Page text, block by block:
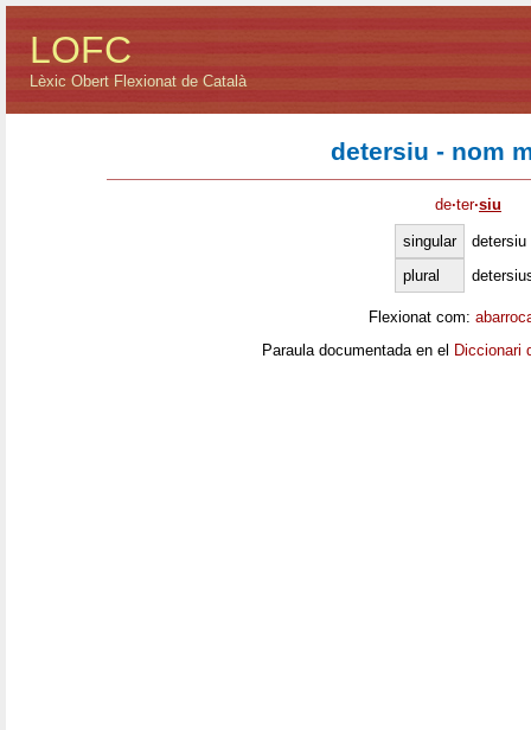
LOFC
Lèxic Obert Flexionat de Català
detersiu - nom
de·ter·siu
singular
detersiu
plural
Flexionat com:
Paraula documentada en el Diccionari